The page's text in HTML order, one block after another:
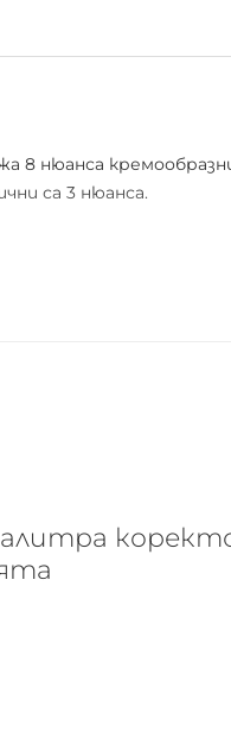
нюанса
са 3 нюанса.